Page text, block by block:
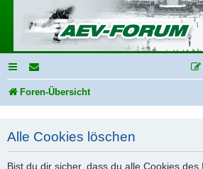
Foren-Übersicht
Alle Cookies löschen
Bist du dir sicher, dass du alle Cookies des